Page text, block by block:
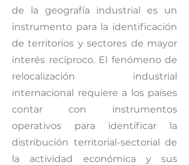
de la geografía industrial es un
instrumento para la identificación
de territorios y sectores de mayor
interés recíproco. El fenómeno de
relocalización industrial
internacional requiere a los países
contar con instrumentos
operativos para identificar la
distribución territorial-sectorial de
la actividad económica y sus